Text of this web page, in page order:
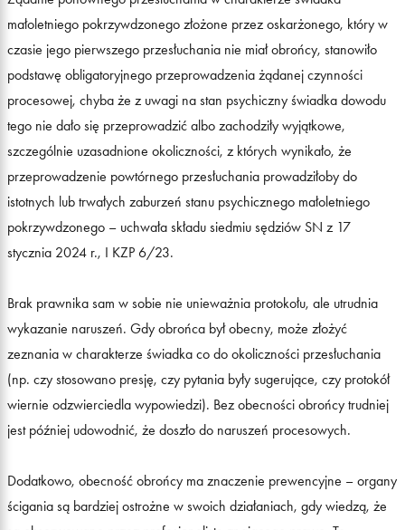
małoletniego pokrzywdzonego złożone przez oskarżonego, który w
czasie jego pierwszego przesłuchania nie miał obrońcy, stanowiło
podstawę obligatoryjnego przeprowadzenia żądanej czynności
procesowej, chyba że z uwagi na stan psychiczny świadka dowodu
tego nie dało się przeprowadzić albo zachodziły wyjątkowe,
szczególnie uzasadnione okoliczności, z których wynikało, że
przeprowadzenie powtórnego przesłuchania prowadziłoby do
istotnych lub trwałych zaburzeń stanu psychicznego małoletniego
pokrzywdzonego – uchwała składu siedmiu sędziów SN z 17
stycznia 2024 r., I KZP 6/23.
Brak prawnika sam w sobie nie unieważnia protokołu, ale utrudnia
wykazanie naruszeń. Gdy obrońca był obecny, może złożyć
zeznania w charakterze świadka co do okoliczności przesłuchania
(np. czy stosowano presję, czy pytania były sugerujące, czy protokół
wiernie odzwierciedla wypowiedzi). Bez obecności obrońcy trudniej
jest później udowodnić, że doszło do naruszeń procesowych.
Dodatkowo, obecność obrońcy ma znaczenie prewencyjne – organy
ścigania są bardziej ostrożne w swoich działaniach, gdy wiedzą, że